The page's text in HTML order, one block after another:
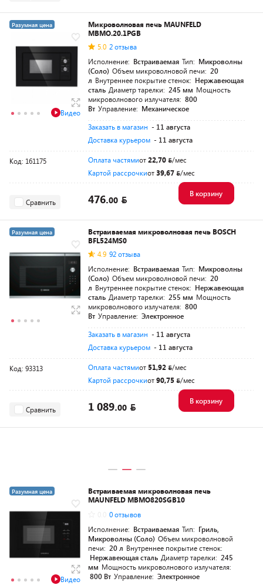
Разумная цена
Видео
Микроволновая печь MAUNFELD
MBMO.20.1PGB
5.0 2 отзыва
Исполнение: Встраиваемая Тип: Микроволны
(Соло) Объем микроволновой печи: 20
л Внутреннее покрытие стенок: Нержавеющая
сталь Диаметр тарелки: 245 мм Мощность
микроволнового излучателя: 800
Вт Управление: Механическое
Заказать в магазин - 11 августа
Доставка курьером - 11 августа
Код: 161175 Оплата частямиот22,70
/мес
Картой рассрочкиот39,67 /мес
Сравнить 476.00
В корзину
Разумная цена
Встраиваемая микроволновая печь BOSCH
BFL524MS0
4.9 92 отзыва
Исполнение: Встраиваемая Тип: Микроволны
(Соло) Объем микроволновой печи: 20
л Внутреннее покрытие стенок: Нержавеющая
сталь Диаметр тарелки: 255 мм Мощность
микроволнового излучателя: 800
Вт Управление: Электронное
Заказать в магазин - 11 августа
Доставка курьером - 11 августа
Код: 93313 Оплата частямиот 51,92
/мес
Картой рассрочкиот90,75 /мес
Сравнить 1 089.00
В корзину
Разумная цена
Видео
Встраиваемая микроволновая печь
MAUNFELD MBMO820SGB10
0 отзывов
Исполнение: Встраиваемая Тип: Гриль,
Микроволны (Соло) Объем микроволновой
печи: 20 л Внутреннее покрытие стенок:
Нержавеющая сталь Диаметр тарелки: 245
мм Мощность микроволнового излучателя:
800 Вт Управление: Электронное